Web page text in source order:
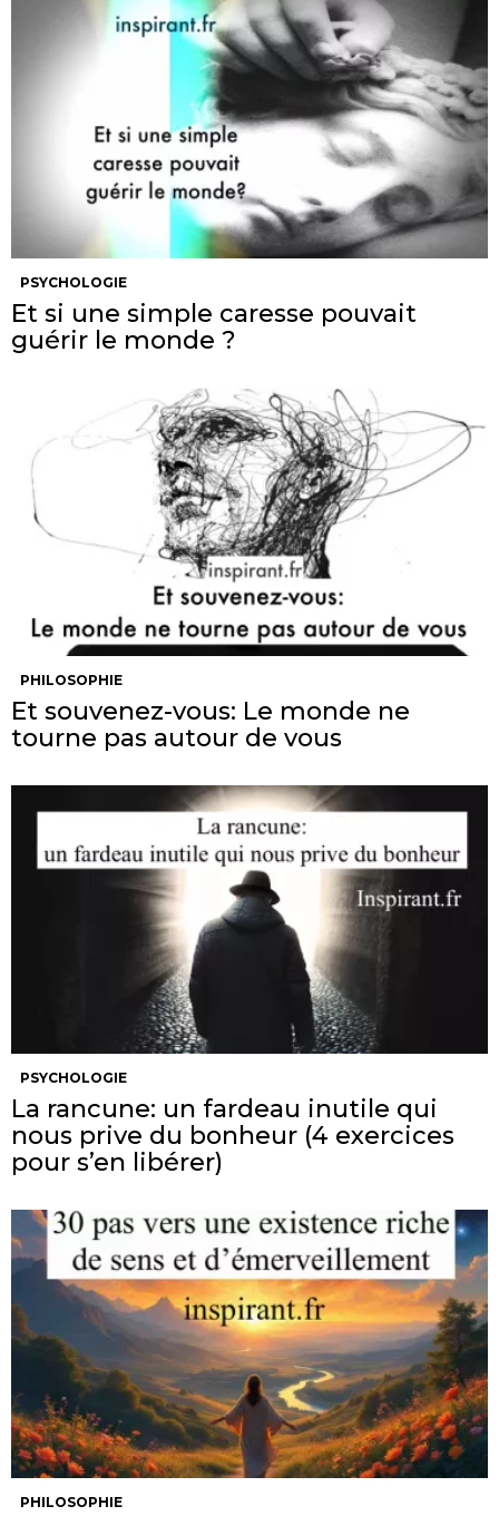
PSYCHOLOGIE
Et si une simple caresse pouvait
guérir le monde ?
PHILOSOPHIE
Et souvenez-vous: Le monde ne
tourne pas autour de vous
PSYCHOLOGIE
La rancune: un fardeau inutile qui
nous prive du bonheur (4 exercices
pour s’en libérer)
PHILOSOPHIE